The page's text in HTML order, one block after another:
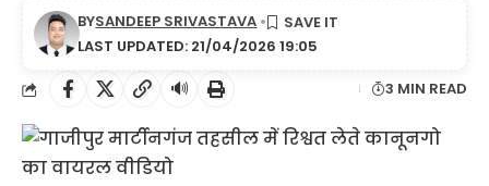
LAST UPDATED: 21/04/2026 19:05
BYSANDEEP SRIVASTAVA
🔊 3 MIN READ